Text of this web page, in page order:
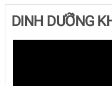
DINH DƯỠNG